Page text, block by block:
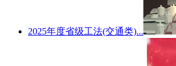
2025年度省级工法(交通类)...